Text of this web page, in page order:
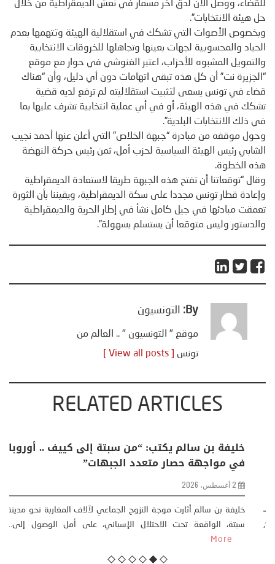
للقضاء، ووصل الآن لدق آخر مسمار في نعش الديمقراطية من خلال
حل هيئة الانتخابات”.
وبخصوص الأصوات التي تشكك في استقلالية الهيئة وتتهمها بعدم
الحياد والمحسوبية لجهات بعينها وتجاهلها للخروقات الانتخابية
والتمويل المشبوه للأحزاب، اعتبر الغنوشي في حوار مع موقع
“الجزيرة نت” أن كل هذه تبقى اتهامات دون أي دليل، وأن “هناك
قضاء في تونس يسعى لتثبيت استقلاليته لم ترفع لديه قضية
تشكك في هذه الهيئة، أو في أي عملية انتخابية تشرف عليها بما
في ذلك الانتخابات البلدية”.
وحول موقفه من مبادرة “جبهة الخلاص” التي أعلن عنها أحمد نجيب
الشابي رئيس الهيئة السياسية لحزب أمل، ثمن رئيس حركة النهضة
هذه الخطوة.
وقال “توقعاتنا أن تفتح هذه الجبهة طريقا لاستعادة الديمقراطية
وإعادة قطار تونس مجددا على سكة الديمقراطية، ويقيننا بأن الثورة
تعمقت مبادئها في جيل كامل نشأ في إطار الحرية والديمقراطية
والدستور وليس متوقعا أن يستسلم بسهولة”.
By: التونسيون
موقع " التونسيون " .. العالم من
تونس
RELATED ARTICLES
منذر بالضيافي يكتب حول: التغيرات المناخية: اكثر
من ظاهرة طبيعية .. تحول اجتماعي وحضاري (
مقاربة سوسيولوجية )
23 يوليو، 2026
كتب: منذر بالضيافي بدأت قصتي مع التغييرات المناخية ” المتطرفة”،
منذ نهاية ثمانينات القرن الماضي، حين أطردنا ...